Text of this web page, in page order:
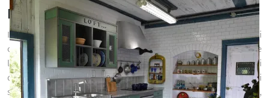
Negozio di Cucine shabby chic
Ideali per personalizzare gli spazi con creatività, le soluzioni
country dai richiami tradizionali sono pensate per risolvere
le più differenti necessità di praticità ed estetica di
quest'area domestica. Se ci verrai ad incontrare, potrai
scegliere le Cucine Shabby Chic più belle in commercio,